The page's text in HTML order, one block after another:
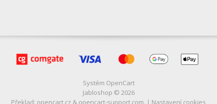
Systém OpenCart
Jabloshop © 2026
Překlad: opencart.cz & opencart-support.com. | Nastavení cookies